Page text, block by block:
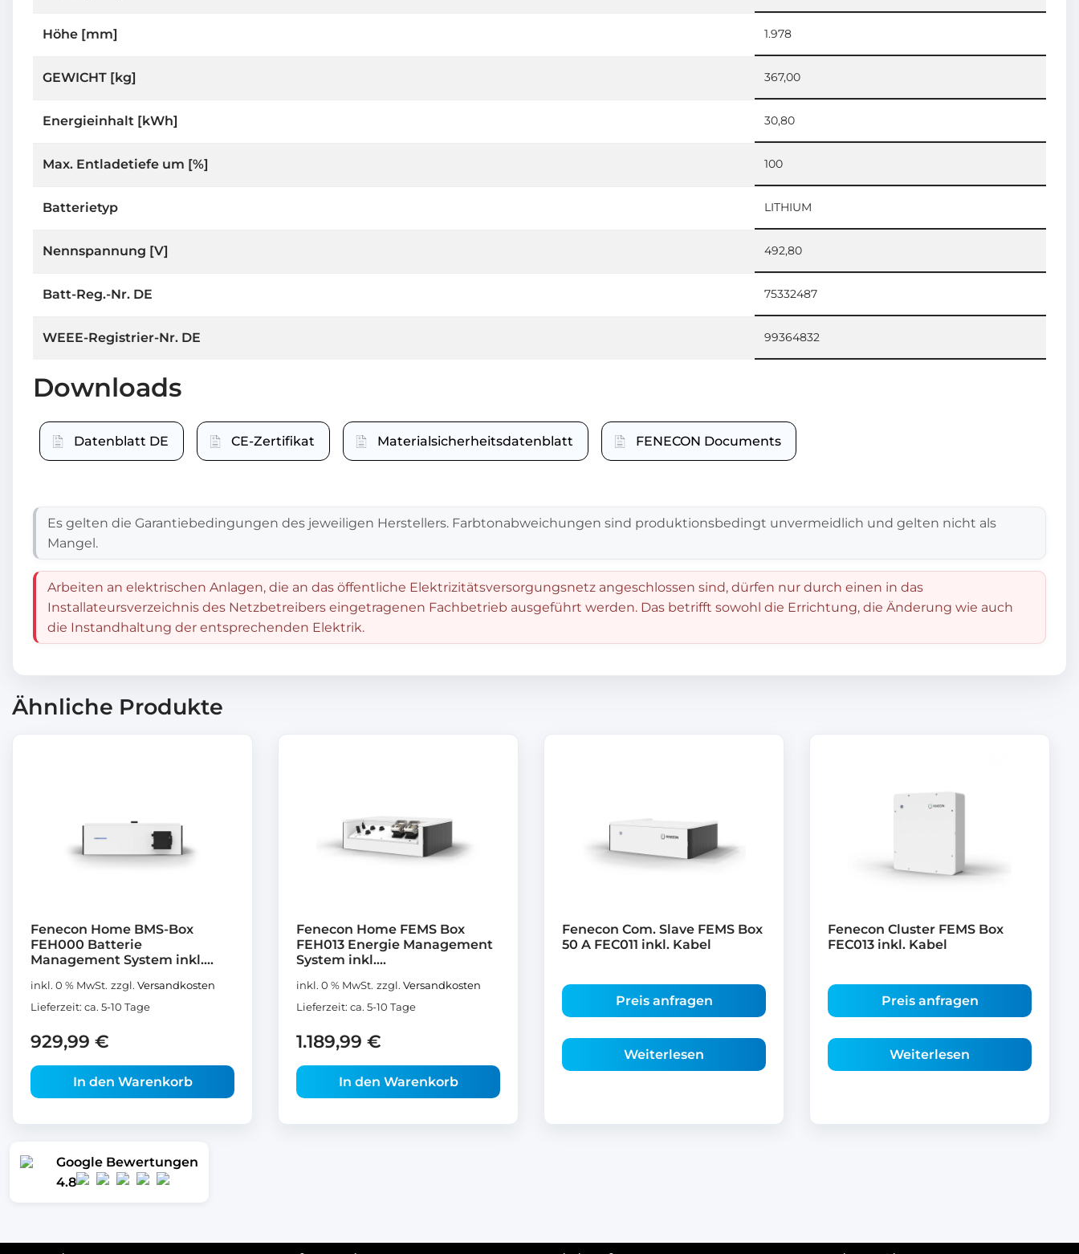
Google Bewertungen
4.8
Höhe [mm] 1.978
GEWICHT [kg] 367,00
Energieinhalt [kWh] 30,80
Max. Entladetiefe um [%] 100
Batterietyp LITHIUM
Nennspannung [V] 492,80
Batt-Reg.-Nr. DE 75332487
WEEE-Registrier-Nr. DE 99364832
Downloads
Datenblatt DE CE-Zertifikat Materialsicherheitsdatenblatt FENECON Documents
Es gelten die Garantiebedingungen des jeweiligen Herstellers. Farbtonabweichungen sind produktionsbedingt unvermeidlich und gelten nicht als
Mangel.
Arbeiten an elektrischen Anlagen, die an das öffentliche Elektrizitätsversorgungsnetz angeschlossen sind, dürfen nur durch einen in das
Installateursverzeichnis des Netzbetreibers eingetragenen Fachbetrieb ausgeführt werden. Das betrifft sowohl die Errichtung, die Änderung wie auch
die Instandhaltung der entsprechenden Elektrik.
Ähnliche Produkte
Fenecon Home BMS-Box
FEH000 Batterie
Management System inkl....
inkl. 0 % MwSt. zzgl. Versandkosten
Lieferzeit: ca. 5-10 Tage
929,99 €
In den Warenkorb
Fenecon Home FEMS Box
FEH013 Energie Management
System inkl....
inkl. 0 % MwSt. zzgl. Versandkosten
Lieferzeit: ca. 5-10 Tage
1.189,99 €
In den Warenkorb
Fenecon Com. Slave FEMS Box
50 A FEC011 inkl. Kabel
Preis anfragen
Weiterlesen
Fenecon Cluster FEMS Box
FEC013 inkl. Kabel
Preis anfragen
Weiterlesen